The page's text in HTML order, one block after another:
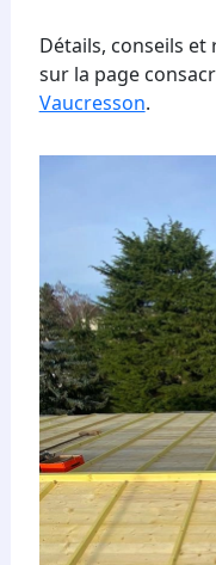
Détails, conseils et
sur la page
Vaucresson.